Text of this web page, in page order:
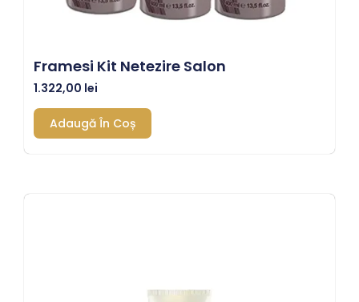
Framesi Kit Netezire Salon
1.322,00 lei
Adaugă În Coș